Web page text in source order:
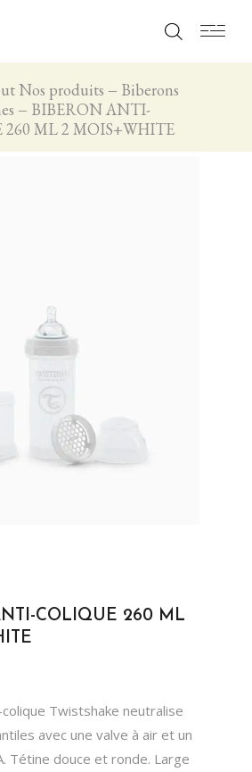
Nos produits
Biberons
BIBERON ANTI-
260 ML 2 MOIS+WHITE
COLIQUE 260 ML
Twistshake neutralise
avec une valve à air et un
Tétine douce et ronde. Large